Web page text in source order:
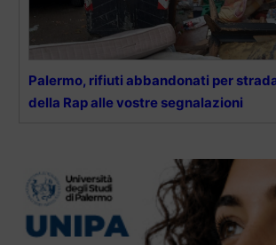
Palermo, rifiuti abbandonati per
della Rap alle vostre segnalazioni